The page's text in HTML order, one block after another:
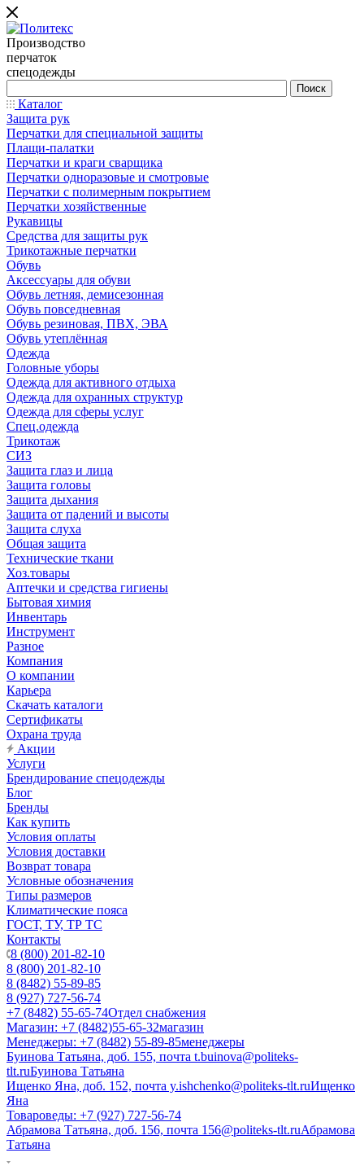
Производство
перчаток
спецодежды
Каталог
Защита рук
Перчатки для специальной защиты
Плащи-палатки
Перчатки и краги сварщика
Перчатки одноразовые и смотровые
Перчатки с полимерным покрытием
Перчатки хозяйственные
Рукавицы
Средства для защиты рук
Трикотажные перчатки
Обувь
Аксессуары для обуви
Обувь летняя, демисезонная
Обувь повседневная
Обувь резиновая, ПВХ, ЭВА
Обувь утеплённая
Одежда
Головные уборы
Одежда для активного отдыха
Одежда для охранных структур
Одежда для сферы услуг
Спец.одежда
Трикотаж
СИЗ
Защита глаз и лица
Защита головы
Защита дыхания
Защита от падений и высоты
Защита слуха
Общая защита
Технические ткани
Хоз.товары
Аптечки и средства гигиены
Бытовая химия
Инвентарь
Инструмент
Разное
Компания
О компании
Карьера
Cкачать каталоги
Сертификаты
Охрана труда
Акции
Услуги
Брендирование спецодежды
Блог
Бренды
Как купить
Условия оплаты
Условия доставки
Возврат товара
Условные обозначения
Типы размеров
Климатические пояса
ГОСТ, ТУ, ТР ТС
Контакты
8 (800) 201-82-10
8 (800) 201-82-10
8 (8482) 55-89-85
8 (927) 727-56-74
+7 (8482) 55-65-74Отдел снабжения
Магазин: +7 (8482)55-65-32магазин
Менеджеры: +7 (8482) 55-89-85менеджеры
Буинова Татьяна, доб. 155, почта t.buinova@politeks-
tlt.ruБуинова Татьяна
Ищенко Яна, доб. 152, почта y.ishchenko@politeks-tlt.ruИщенко
Яна
Товароведы: +7 (927) 727-56-74
Абрамова Татьяна, доб. 156, почта 156@politeks-tlt.ruАбрамова
Татьяна